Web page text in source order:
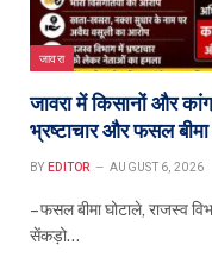
जावरा
जावरा में किसानों और
भ्रष्टाचार और फसल
BY EDITOR AUGUST 6, 2026
– फसल बीमा घोटाले, राजस्व
सेंकड़ो…